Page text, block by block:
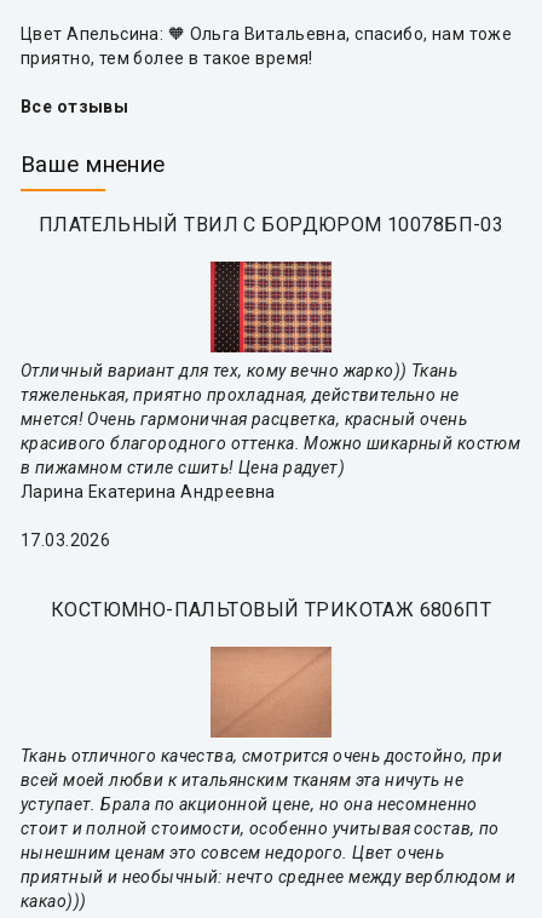
Цвет Апельсина: 🧡 Ольга Витальевна, спасибо, нам тоже
приятно, тем более в такое время!
Все отзывы
Ваше мнение
ПЛАТЕЛЬНЫЙ ТВИЛ С БОРДЮРОМ 10078БП-03
Отличный вариант для тех, кому вечно жарко)) Ткань
тяжеленькая, приятно прохладная, действительно не
мнется! Очень гармоничная расцветка, красный очень
красивого благородного оттенка. Можно шикарный костюм
в пижамном стиле сшить! Цена радует)
Ларина Екатерина Андреевна
17.03.2026
КОСТЮМНО-ПАЛЬТОВЫЙ ТРИКОТАЖ 6806ПТ
Ткань отличного качества, смотрится очень достойно, при
всей моей любви к итальянским тканям эта ничуть не
уступает. Брала по акционной цене, но она несомненно
стоит и полной стоимости, особенно учитывая состав, по
нынешним ценам это совсем недорого. Цвет очень
приятный и необычный: нечто среднее между верблюдом и
какао)))